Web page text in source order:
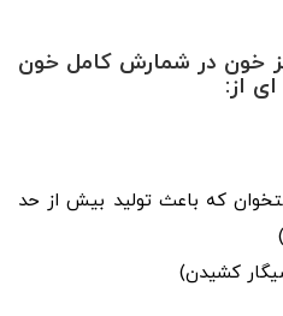
خون در شمارش کامل خون
که باعث تولید بیش از حد
کشیدن)